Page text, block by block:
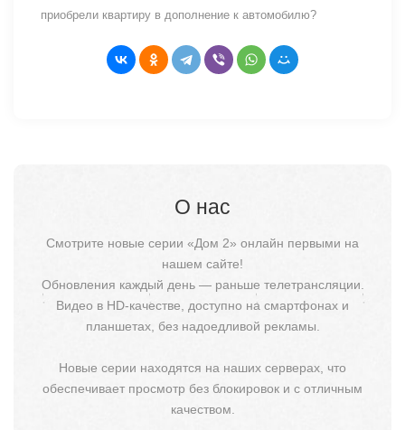
приобрели квартиру в дополнение к автомобилю?
О нас
Смотрите новые серии «Дом 2» онлайн первыми на
нашем сайте!
Обновления каждый день — раньше телетрансляции.
Видео в HD-качестве, доступно на смартфонах и
планшетах, без надоедливой рекламы.
Новые серии находятся на наших серверах, что
обеспечивает просмотр без блокировок и с отличным
качеством.